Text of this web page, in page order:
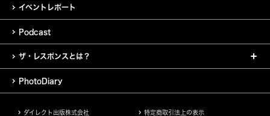
イベントレポート
Podcast
ザ・レスポンスとは？
PhotoDiary
ダイレクト出版株式会社 特定商取引法上の表示